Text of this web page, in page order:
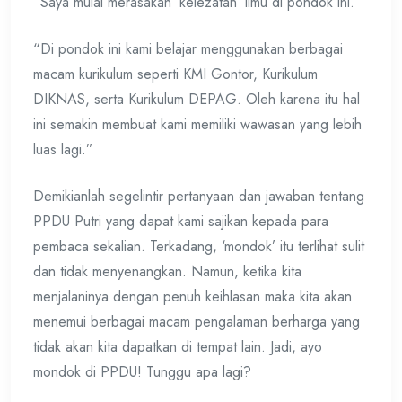
“Di pondok ini kami belajar menggunakan berbagai
macam kurikulum seperti KMI Gontor, Kurikulum
DIKNAS, serta Kurikulum DEPAG. Oleh karena itu hal
ini semakin membuat kami memiliki wawasan yang lebih
luas lagi.”
Demikianlah segelintir pertanyaan dan jawaban tentang
PPDU Putri yang dapat kami sajikan kepada para
pembaca sekalian. Terkadang, ‘mondok’ itu terlihat sulit
dan tidak menyenangkan. Namun, ketika kita
menjalaninya dengan penuh keihlasan maka kita akan
menemui berbagai macam pengalaman berharga yang
tidak akan kita dapatkan di tempat lain. Jadi, ayo
mondok di PPDU! Tunggu apa lagi?